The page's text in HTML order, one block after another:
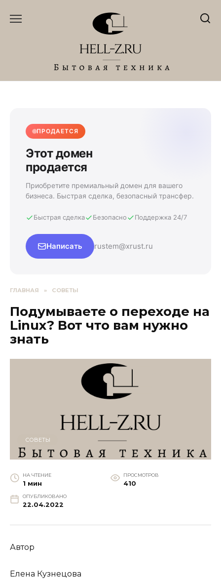
ПРОДАЕТСЯ
Этот домен
продается
Приобретите премиальный домен для вашего
бизнеса. Быстрая сделка, безопасный трансфер.
Быстрая сделка Безопасно Поддержка 24/7
Написать rustem@xrust.ru
ГЛАВНАЯ » СОВЕТЫ
Подумываете о переходе на
Linux? Вот что вам нужно
знать
СОВЕТЫ
НА ЧТЕНИЕ
1 мин
ПРОСМОТРОВ
410
ОПУБЛИКОВАНО
22.04.2022
Автор
Елена Кузнецова